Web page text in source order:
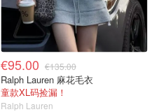
€95.00 €135.00
Ralph Lauren 麻花毛衣
童款XL码捡漏！
Ralph Lauren